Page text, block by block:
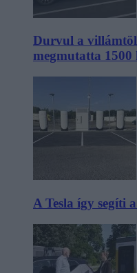
Durvul a
megmutatta 1500
A Tesla így segíti